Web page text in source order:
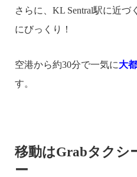
さらに、KL Sentral駅に近
にびっくり！
空港から約30分で一気に大
す。
移動はGrabタクシ
ー